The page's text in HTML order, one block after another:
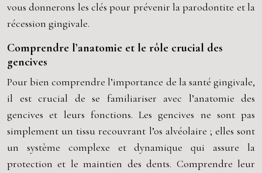
vous donnerons les clés pour prévenir la parodontite et la
récession gingivale.
Comprendre l’anatomie et le rôle crucial des
gencives
Pour bien comprendre l’importance de la santé gingivale,
il est crucial de se familiariser avec l’anatomie des
gencives et leurs fonctions. Les gencives ne sont pas
simplement un tissu recouvrant l’os alvéolaire ; elles sont
un système complexe et dynamique qui assure la
protection et le maintien des dents. Comprendre leur